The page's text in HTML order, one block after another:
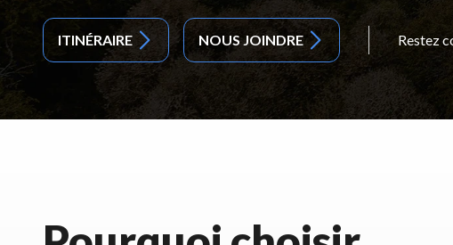
ITINÉRAIRE NOUS JOINDRE Restez